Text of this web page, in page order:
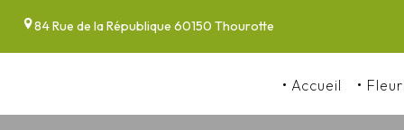
84 Rue de la République 60150 Thourotte
Accueil